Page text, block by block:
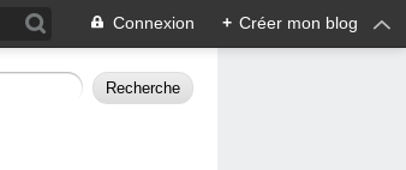
Connexion + Créer mon blog